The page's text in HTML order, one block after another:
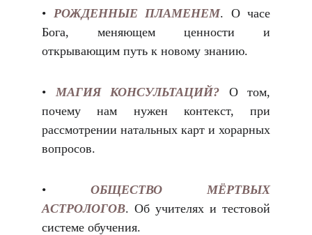
• РОЖДЕННЫЕ ПЛАМЕНЕМ. О часе
Бога, меняющем ценности и
открывающим путь к новому знанию.
• МАГИЯ КОНСУЛЬТАЦИЙ? О том,
почему нам нужен контекст, при
рассмотрении натальных карт и хорарных
вопросов.
• ОБЩЕСТВО МЁРТВЫХ
АСТРОЛОГОВ. Об учителях и тестовой
системе обучения.